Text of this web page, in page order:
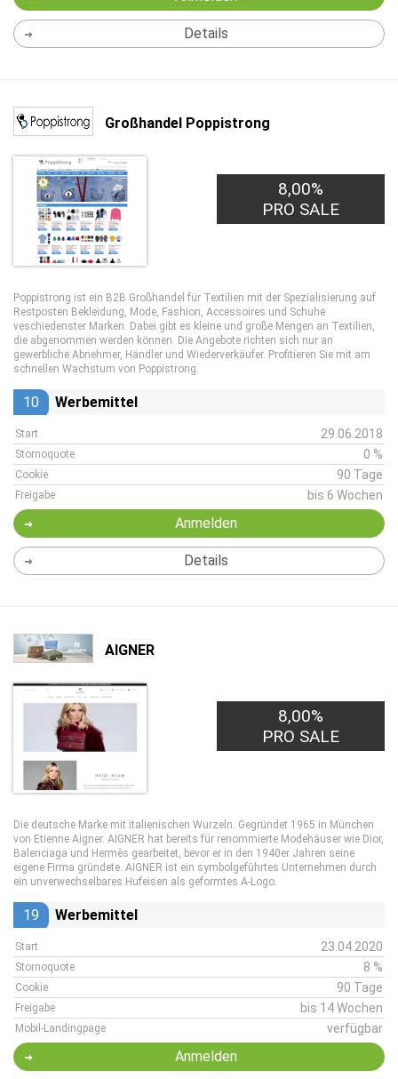
Details
Großhandel Poppistrong
1,00€
PRO LEAD
8,00%
PRO SALE
Poppistrong ist ein B2B Großhandel für Textilien mit der Spezialisierung auf
Restposten Bekleidung, Mode, Fashion, Accessoires und Schuhe
veschiedenster Marken. Dabei gibt es kleine und große Mengen an Textilien,
die abgenommen werden können. Die Angebote richten sich nur an
gewerbliche Abnehmer, Händler und Wiederverkäufer. Profitieren Sie mit am
schnellen Wachstum von Poppistrong.
10 Werbemittel
Start 29.06.2018
Stornoquote 0 %
Cookie 90 Tage
Freigabe bis 6 Wochen
Anmelden
Details
AIGNER
8,00%
PRO SALE
Die deutsche Marke mit italienischen Wurzeln. Gegründet 1965 in München
von Etienne Aigner. AIGNER hat bereits für renommierte Modehäuser wie Dior,
Balenciaga und Hermès gearbeitet, bevor er in den 1940er Jahren seine
eigene Firma gründete. AIGNER ist ein symbolgeführtes Unternehmen durch
ein unverwechselbares Hufeisen als geformtes A-Logo.
19 Werbemittel
Start 23.04.2020
Stornoquote 8 %
Cookie 90 Tage
Freigabe bis 14 Wochen
Mobil-Landingpage verfügbar
Anmelden